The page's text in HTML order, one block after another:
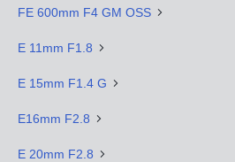
FE 600mm F4 GM OSS
E 11mm F1.8
E 15mm F1.4 G
E16mm F2.8
E 20mm F2.8